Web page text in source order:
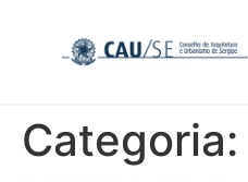
Categoria: